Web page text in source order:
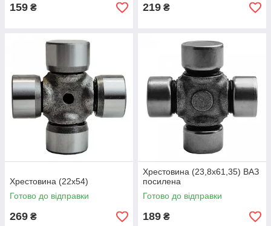
159 ₴ 219 ₴
Хрестовина (22х54)
Готово до відправки
269 ₴
Хрестовина (23,8х61,35) ВАЗ
посилена
Готово до відправки
189 ₴